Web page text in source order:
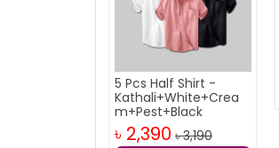
5 Pcs Half Shirt -
Kathali+White+Crea
m+Pest+Black
৳ 2,390 ৳ 3,190